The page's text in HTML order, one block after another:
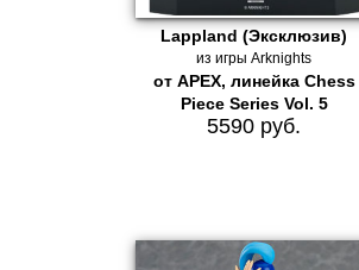
Lappland (Эксклюзив)
из игры Arknights
от APEX, линейка Chess
Piece Series Vol. 5
5590 руб.